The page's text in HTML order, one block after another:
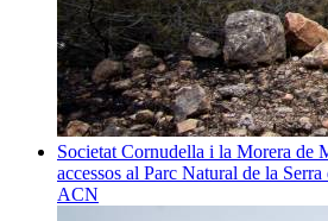
Societat Cornudella i la Morera de
accessos al Parc Natural de la
ACN